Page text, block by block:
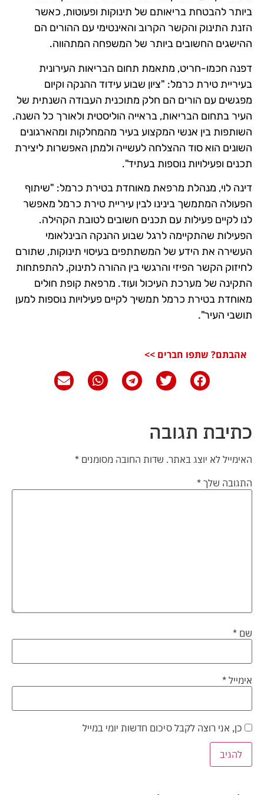
ביותר להבטחת בריאותם של תינוקות ופעוטות, כאשר
הזנת התינוק והקשר הקרוב והאינטימי עם ההורים הם
ההישגים החשובים ביותר של המשפחה המתהווה.
דפנה חכמו-חריט, מתאמת תחום הבריאות העירונית
בעיריית טירת כרמל: "ציון שבוע עידוד ההנקה וקיום
מפגשים עם הורים הם חלק מתוכנית העבודה השנתית של
העיר בתחום הבריאות, בראייה הוליסטית ולאורך כל השנה.
השותפות בין אנשי המקצוע בעיר מהמחלקות ומהארגונים
השונים הוא סוד ההצלחה לעשייה ולמתן האפשרות ליצירת
תכנים ופעילויות נוספות בעתיד".
דינה לוי, מנהלת מרפאת מאוחדת בטירת כרמל: "שיתוף
הפעולה המתמשך בינינו לבין עיריית טירת כרמל מאפשר
לנו לקיים פעילות עם תכנים חשובים לטובת הקהילה.
הפעילות שהתקיימה לרגל שבוע ההנקה הבינלאומי
העשירה את הידע של המשתתפים בעיסוי תינוקות, שתורם
לחיזוק הקשר הפיזי והרגשי בין ההורה לתינוק, להתפתחות
התקינה של מערכת העיכול ועוד. מרפאת קופת חולים
מאוחדת בטירת כרמל תמשיך לקיים פעילויות נוספות למען
תושבי העיר".
אהבתם? שתפו חברים >>
כתיבת תגובה
האימייל לא יוצג באתר. שדות החובה מסומנים *
התגובה שלך *
שם *
אימייל *
כן, אני רוצה לקבל סיכום חדשות יומי במייל